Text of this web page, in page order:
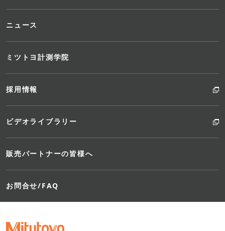
ニュース
ミツトヨ計測学院
採用情報
ビデオライブラリー
販売パートナーの皆様へ
お問合せ/FAQ